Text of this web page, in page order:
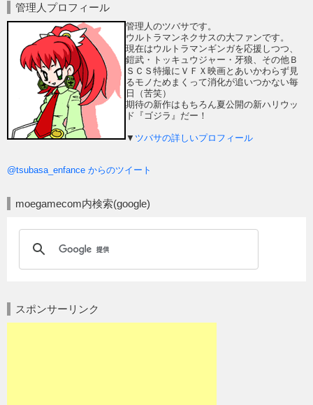
管理人プロフィール
管理人のツバサです。
ウルトラマンネクサスの大ファンです。
現在はウルトラマンギンガを応援しつつ、
鎧武・トッキュウジャー・牙狼、その他Ｂ
ＳＣＳ特撮にＶＦＸ映画とあいかわらず見
るモノためまくって消化が追いつかない毎
日（苦笑）
期待の新作はもちろん夏公開の新ハリウッ
ド『ゴジラ』だー！
▼ ツバサの詳しいプロフィール
@tsubasa_enfance からのツイート
moegamecom内検索(google)
スポンサーリンク